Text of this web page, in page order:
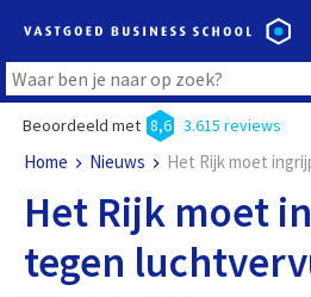
Beoordeeld met 8,6 3.615 reviews
Home Nieuws Het Rijk moet
Het Rijk moet
tegen